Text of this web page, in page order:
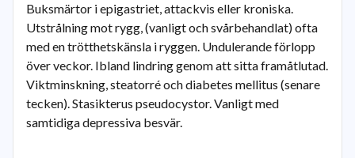
Buksmärtor i epigastriet, attackvis eller kroniska.
Utstrålning mot rygg, (vanligt och svårbehandlat) ofta
med en trötthetskänsla i ryggen. Undulerande förlopp
över veckor. Ibland lindring genom att sitta framåtlutad.
Viktminskning, steatorré och diabetes mellitus (senare
tecken). Stasikterus pseudocystor. Vanligt med
samtidiga depressiva besvär.